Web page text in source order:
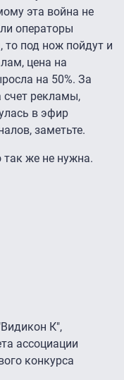
эта война не
операторы
то под нож пойдут и
цена на
на 50%. За
счет рекламы,
в эфир
заметьте.
так же не нужна.
К",
ассоциации
конкурса